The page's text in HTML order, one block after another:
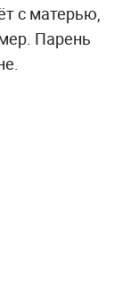
с матерью,
Парень